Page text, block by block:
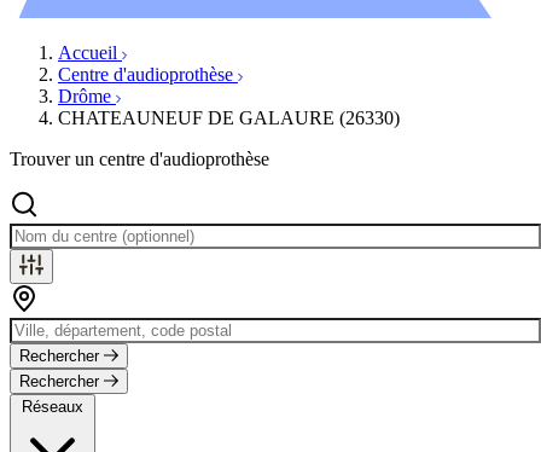
Accueil
Centre d'audioprothèse
Drôme
CHATEAUNEUF DE GALAURE (26330)
Trouver un centre d'audioprothèse
Rechercher
Rechercher
Réseaux